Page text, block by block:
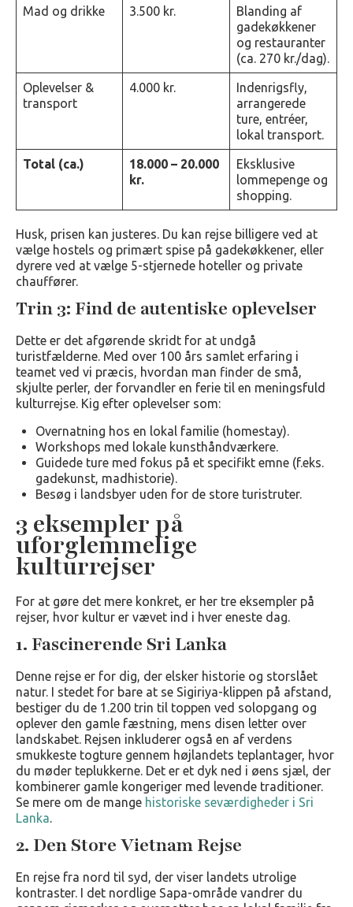
Mad og drikke 3.500 kr.
Blanding af
gadekøkkener
og restauranter
(ca. 270 kr./dag).
Oplevelser &
transport
4.000 kr.
Indenrigsfly,
arrangerede
ture, entréer,
lokal transport.
Total (ca.)
18.000 – 20.000
kr.
Eksklusive
lommepenge og
shopping.
Husk, prisen kan justeres. Du kan rejse billigere ved at
vælge hostels og primært spise på gadekøkkener, eller
dyrere ved at vælge 5-stjernede hoteller og private
chauffører.
Trin 3: Find de autentiske oplevelser
Dette er det afgørende skridt for at undgå
turistfælderne. Med over 100 års samlet erfaring i
teamet ved vi præcis, hvordan man finder de små,
skjulte perler, der forvandler en ferie til en meningsfuld
kulturrejse. Kig efter oplevelser som:
Overnatning hos en lokal familie (homestay).
Workshops med lokale kunsthåndværkere.
Guidede ture med fokus på et specifikt emne (f.eks.
gadekunst, madhistorie).
Besøg i landsbyer uden for de store turistruter.
3 eksempler på
uforglemmelige
kulturrejser
For at gøre det mere konkret, er her tre eksempler på
rejser, hvor kultur er vævet ind i hver eneste dag.
1. Fascinerende Sri Lanka
Denne rejse er for dig, der elsker historie og storslået
natur. I stedet for bare at se Sigiriya-klippen på afstand,
bestiger du de 1.200 trin til toppen ved solopgang og
oplever den gamle fæstning, mens disen letter over
landskabet. Rejsen inkluderer også en af verdens
smukkeste togture gennem højlandets teplantager, hvor
du møder teplukkerne. Det er et dyk ned i øens sjæl, der
kombinerer gamle kongeriger med levende traditioner.
Se mere om de mange historiske seværdigheder i Sri
Lanka.
2. Den Store Vietnam Rejse
En rejse fra nord til syd, der viser landets utrolige
kontraster. I det nordlige Sapa-område vandrer du